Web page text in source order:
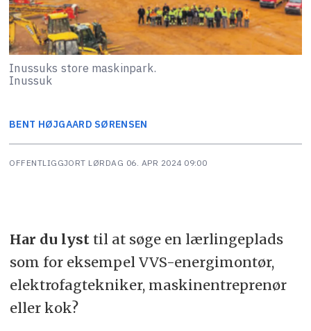
Inussuks store maskinpark.
Inussuk
BENT HØJGAARD SØRENSEN
OFFENTLIGGJORT LØRDAG 06. APR 2024 09:00
Har du lyst til at søge en lærlingeplads
som for eksempel VVS-energimontør,
elektrofagtekniker, maskinentreprenør
eller kok?